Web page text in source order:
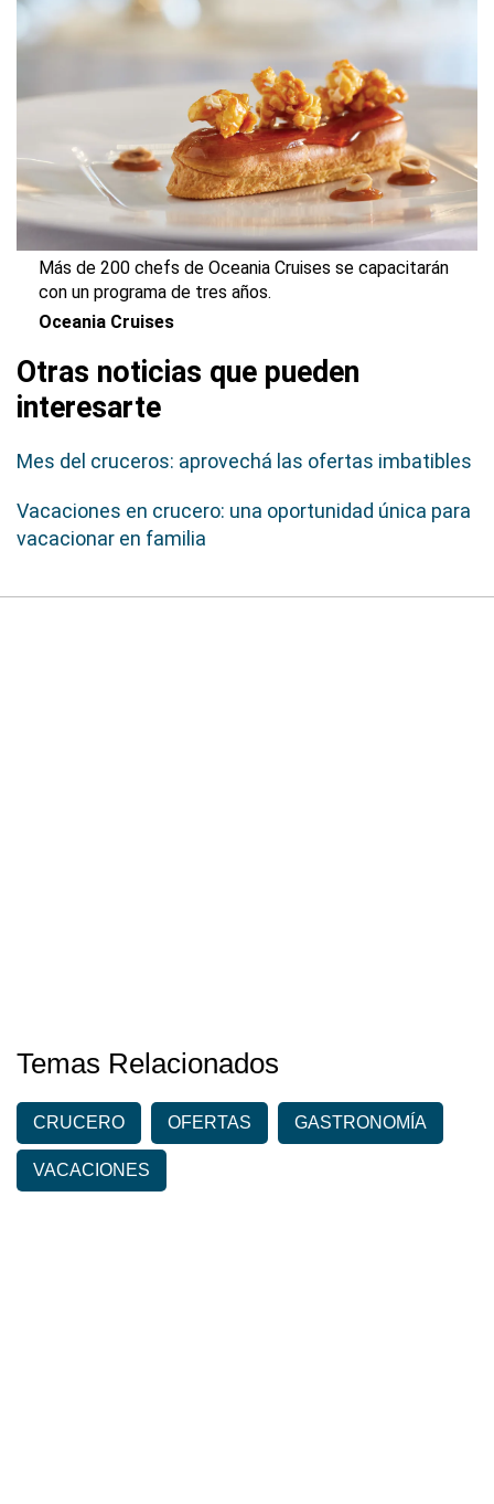
Más de 200 chefs de Oceania Cruises se capacitarán
con un programa de tres años.
Oceania Cruises
Otras noticias que pueden
interesarte
Mes del cruceros: aprovechá las ofertas imbatibles
Vacaciones en crucero: una oportunidad única para
vacacionar en familia
Temas Relacionados
CRUCERO OFERTAS GASTRONOMÍA
VACACIONES